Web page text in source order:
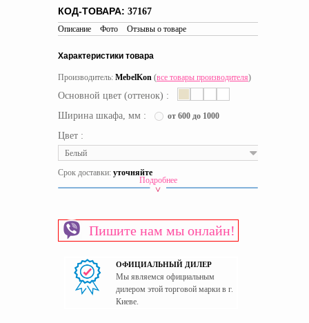
КОД-ТОВАРА: 37167
Описание Фото Отзывы о товаре
Характеристики товара
Производитель: MebelKon (все товары производителя)
Основной цвет (оттенок) :
Ширина шкафа, мм :
от 600 до 1000
Цвет :
Белый
Срок доставки: уточняйте
Вид шкафа Двухдверный
Материал изготовления фасада
ЛДСП
Страна производитель Украина
Подробнее
Пишите нам мы онлайн!
ОФИЦИАЛЬНЫЙ ДИЛЕР
Мы являемся официальным
дилером этой торговой марки в г.
Киеве.